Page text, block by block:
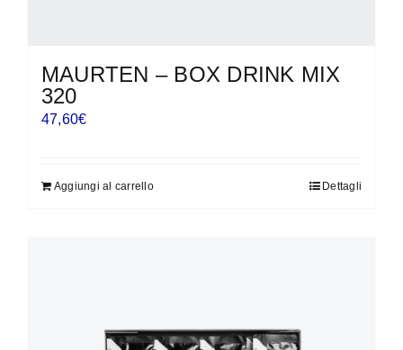
MAURTEN – BOX DRINK MIX
320
47,60€
Aggiungi al carrello Dettagli